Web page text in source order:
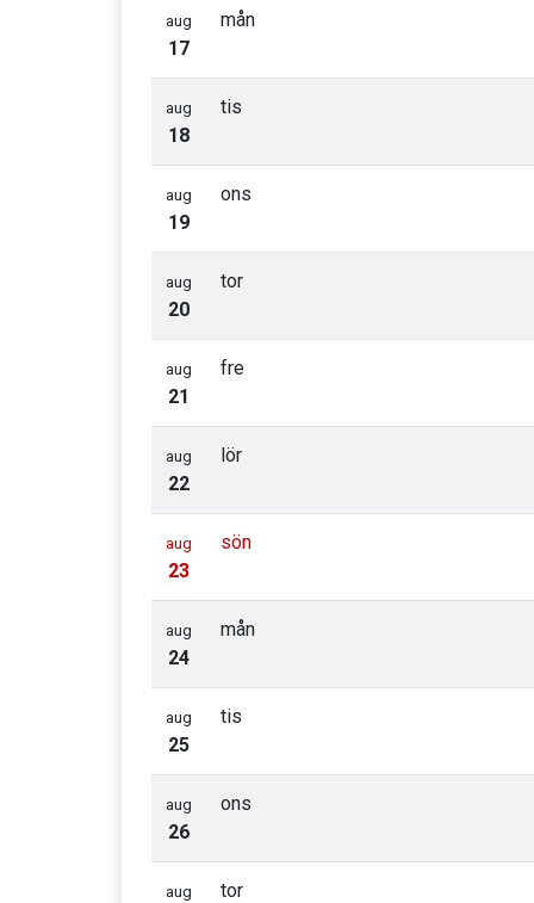
aug
17
mån
aug
18
tis
aug
19
ons
aug
20
tor
aug
21
fre
aug
22
lör
aug
23
sön
aug
24
mån
aug
25
tis
aug
26
ons
aug tor